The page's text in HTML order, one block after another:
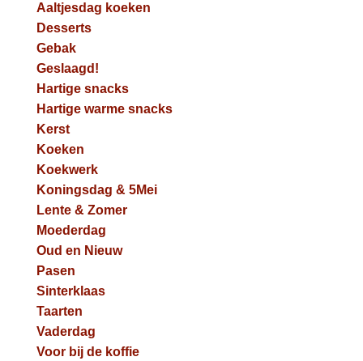
Aaltjesdag koeken
Desserts
Gebak
Geslaagd!
Hartige snacks
Hartige warme snacks
Kerst
Koeken
Koekwerk
Koningsdag & 5Mei
Lente & Zomer
Moederdag
Oud en Nieuw
Pasen
Sinterklaas
Taarten
Vaderdag
Voor bij de koffie